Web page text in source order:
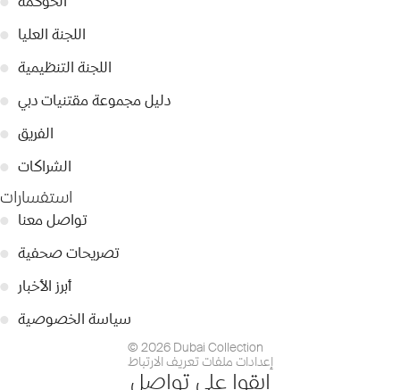
● اللجنة العليا
● اللجنة التنظيمية
● دليل مجموعة مقتنيات دبي
● الفريق
● الشراكات
استفسارات
● تواصل معنا
● تصريحات صحفية
●
أبرز الأخبار
● سياسة الخصوصية
© 2026 Dubai Collection
إعدادات ملفات تعريف الارتباط
ابقوا على تواصل